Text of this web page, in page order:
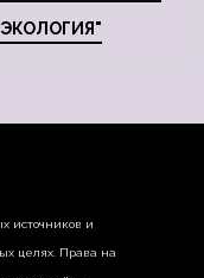
источников и
целях. Права на